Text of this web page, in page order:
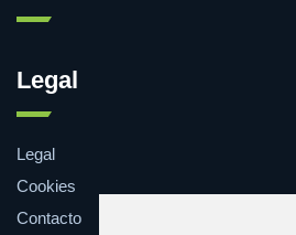
Legal
Legal
Cookies
Contacto